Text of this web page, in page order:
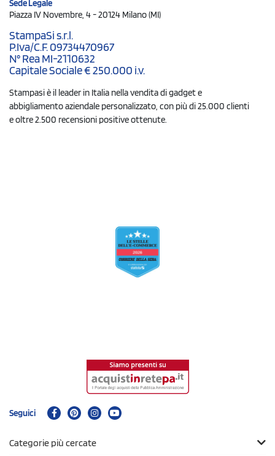
Sede Legale
Piazza IV Novembre, 4 - 20124 Milano (MI)
StampaSi s.r.l.
P.Iva/C.F. 09734470967
N° Rea MI-2110632
Capitale Sociale € 250.000 i.v.
Stampasi è il leader in Italia nella vendita di gadget e
abbigliamento aziendale personalizzato, con più di 25.000 clienti
e oltre 2.500 recensioni positive ottenute.
Seguici
Categorie più cercate